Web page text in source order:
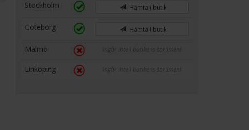
Stockholm Hämta i butik
Göteborg Hämta i butik
Malmö Ingår inte i butikens sortiment
Linköping Ingår inte i butikens sortiment